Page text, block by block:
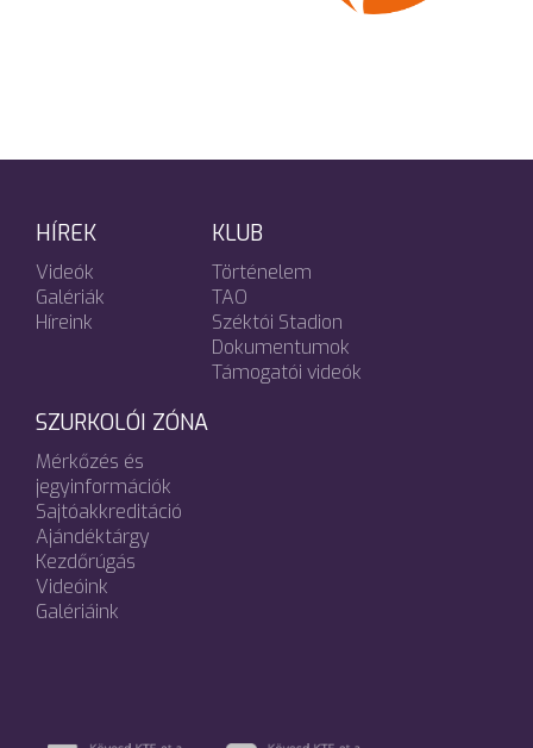
HÍREK
Videók
Galériák
Híreink
KLUB
Történelem
TAO
Széktói Stadion
Dokumentumok
Támogatói videók
SZURKOLÓI ZÓNA
Mérkőzés és
jegyinformációk
Sajtóakkreditáció
Ajándéktárgy
Kezdőrúgás
Videóink
Galériáink